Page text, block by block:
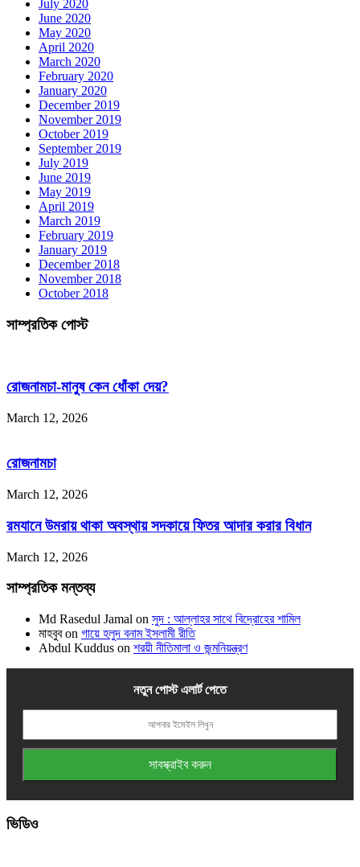
July 2020
June 2020
May 2020
April 2020
March 2020
February 2020
January 2020
December 2019
November 2019
October 2019
September 2019
July 2019
June 2019
May 2019
April 2019
March 2019
February 2019
January 2019
December 2018
November 2018
October 2018
সাম্প্রতিক পোস্ট
রোজনামচা-মানুষ কেন ধোঁকা দেয়?
March 12, 2026
রোজনামচা
March 12, 2026
রমযানে উমরায় থাকা অবস্থায় সদকায়ে ফিতর আদার করার বিধান
March 12, 2026
সাম্প্রতিক মন্তব্য
Md Rasedul Jamal on সুদ : আল্লাহর সাথে বিদ্রোহের শামিল
মাহবুবon গায়ে হলুদ বনাম ইসলামী রীতি
Abdul Kuddus on শরয়ী নীতিমালা ও জন্মনিয়ন্ত্রণ
নতুন পোস্ট এলার্ট পেতে
ভিডিও